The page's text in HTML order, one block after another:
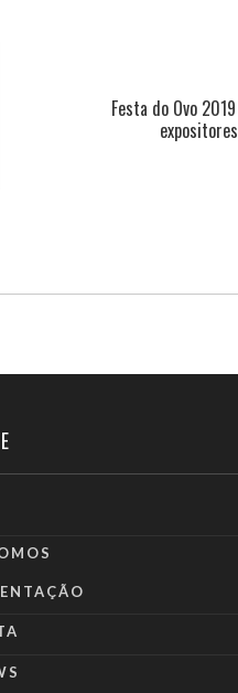
Festa do Ovo